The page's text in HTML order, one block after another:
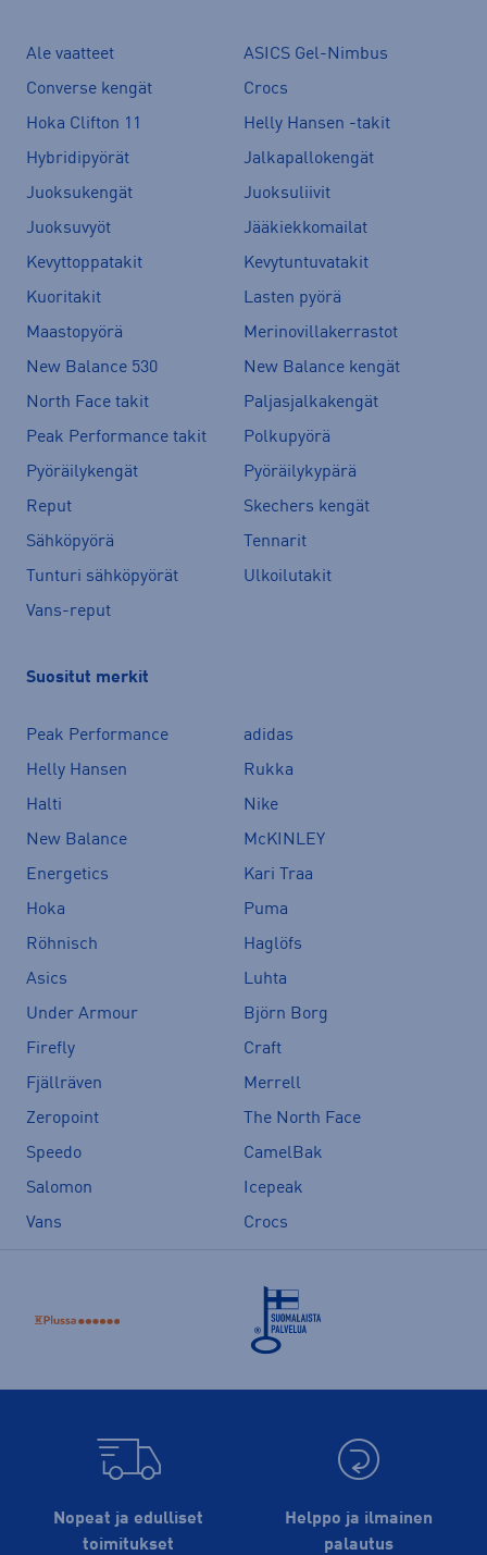
Ale vaatteet
ASICS Gel-Nimbus
Converse kengät
Crocs
Hoka Clifton 11
Helly Hansen -takit
Hybridipyörät
Jalkapallokengät
Juoksukengät
Juoksuliivit
Juoksuvyöt
Jääkiekkomailat
Kevyttoppatakit
Kevytuntuvatakit
Kuoritakit
Lasten pyörä
Maastopyörä
Merinovillakerrastot
New Balance 530
New Balance kengät
North Face takit
Paljasjalkakengät
Peak Performance takit
Polkupyörä
Pyöräilykengät
Pyöräilykypärä
Reput
Skechers kengät
Sähköpyörä
Tennarit
Tunturi sähköpyörät
Ulkoilutakit
Vans-reput
Suositut merkit
Peak Performance
adidas
Helly Hansen
Rukka
Halti
Nike
New Balance
McKINLEY
Energetics
Kari Traa
Hoka
Puma
Röhnisch
Haglöfs
Asics
Luhta
Under Armour
Björn Borg
Firefly
Craft
Fjällräven
Merrell
Zeropoint
The North Face
Speedo
CamelBak
Salomon
Icepeak
Vans
Crocs
Nopeat ja edulliset
toimitukset
Helppo ja ilmainen
palautus